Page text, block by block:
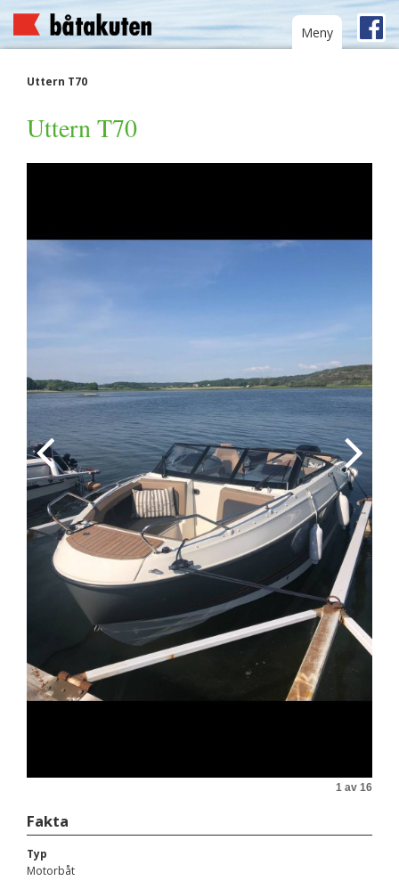
Toggle
navigation
Meny
Uttern T70
Uttern T70
1 av 16
Fakta
Typ
Motorbåt